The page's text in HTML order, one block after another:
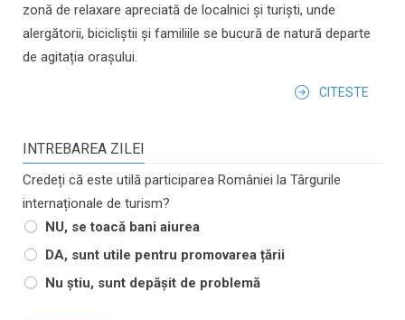
zonă de relaxare apreciată de localnici și turiști, unde
alergătorii, bicicliștii și familiile se bucură de natură departe
de agitația orașului.
CITESTE
INTREBAREA ZILEI
Credeți că este utilă participarea României la Târgurile
internaționale de turism?
NU, se toacă bani aiurea
DA, sunt utile pentru promovarea țării
Nu știu, sunt depășit de problemă